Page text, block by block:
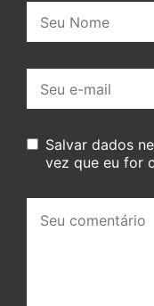
mail:
Salvar dados
vez que eu for
comentário: